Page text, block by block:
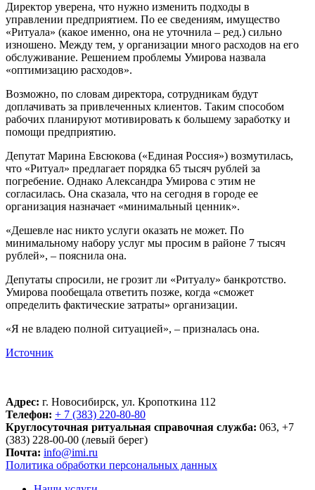
Директор уверена, что нужно изменить подходы в
управлении предприятием. По ее сведениям, имущество
«Ритуала» (какое именно, она не уточнила – ред.) сильно
изношено. Между тем, у организации много расходов на его
обслуживание. Решением проблемы Умирова назвала
«оптимизацию расходов».
Возможно, по словам директора, сотрудникам будут
доплачивать за привлеченных клиентов. Таким способом
рабочих планируют мотивировать к большему заработку и
помощи предприятию.
Депутат Марина Евсюкова («Единая Россия») возмутилась,
что «Ритуал» предлагает порядка 65 тысяч рублей за
погребение. Однако Александра Умирова с этим не
согласилась. Она сказала, что на сегодня в городе ее
организация назначает «минимальный ценник».
«Дешевле нас никто услуги оказать не может. По
минимальному набору услуг мы просим в районе 7 тысяч
рублей», – пояснила она.
Депутаты спросили, не грозит ли «Ритуалу» банкротство.
Умирова пообещала ответить позже, когда «сможет
определить фактические затраты» организации.
«Я не владею полной ситуацией», – призналась она.
Источник
Адрес: г. Новосибирск, ул. Кропоткина 112
Телефон: + 7 (383) 220-80-80
Круглосуточная ритуальная справочная служба: 063, +7
(383) 228-00-00 (левый берег)
Почта: info@imi.ru
Политика обработки персональных данных